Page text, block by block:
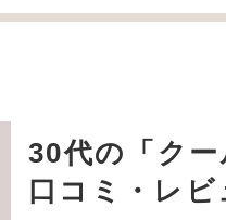
30代の「ク
口コミ・レビ